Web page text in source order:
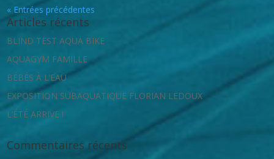
« Entrées précédentes
Articles récents
BLIND TEST AQUA BIKE
AQUAGYM FAMILLE
BÉBÉS À L’EAU
EXPOSITION SUBAQUATIQUE FLORIAN LEDOUX
L’ÉTÉ ARRIVE !
Commentaires récents